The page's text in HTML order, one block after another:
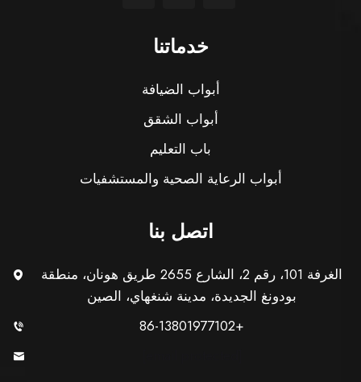
خدماتنا
أبواب الضيافة
أبواب الشقق
باب التعليم
أبواب الرعاية الصحية والمستشفيات
اتصل بنا
الغرفة 101، رقم 2، الشارع 2655 طريق هونان، منطقة
بودونغ الجديدة، مدينة شنغهاي، الصين
+86-13801977102